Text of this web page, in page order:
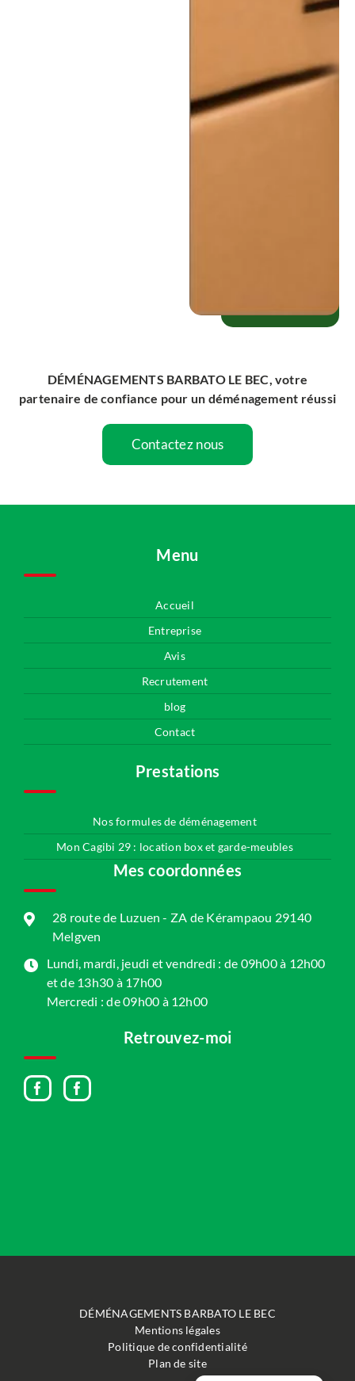
DÉMÉNAGEMENTS BARBATO LE BEC, votre
partenaire de confiance pour un déménagement réussi
Contactez nous
Menu
Accueil
Entreprise
Avis
Recrutement
blog
Contact
Prestations
Nos formules de déménagement
Mon Cagibi 29 : location box et garde-meubles
Mes coordonnées
28 route de Luzuen - ZA de Kérampaou 29140
Melgven
Lundi, mardi, jeudi et vendredi : de 09h00 à 12h00
et de 13h30 à 17h00
Mercredi : de 09h00 à 12h00
Retrouvez-moi
DÉMÉNAGEMENTS BARBATO LE BEC
Mentions légales
Politique de confidentialité
Plan de site